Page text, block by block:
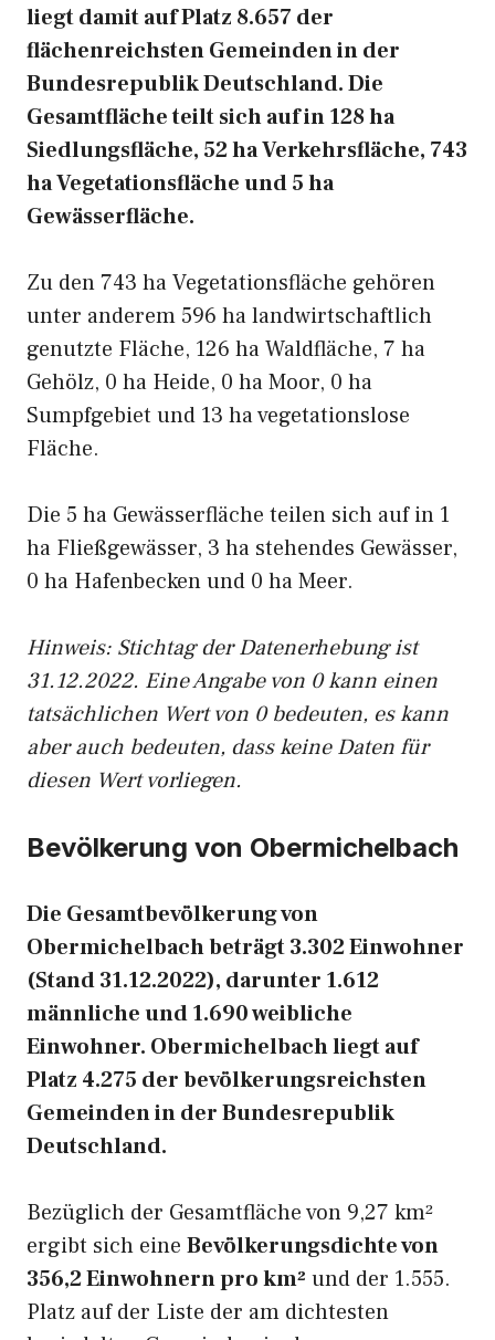
liegt damit auf Platz 8.657 der
flächenreichsten Gemeinden in der
Bundesrepublik Deutschland. Die
Gesamtfläche teilt sich auf in 128 ha
Siedlungsfläche, 52 ha Verkehrsfläche, 743
ha Vegetationsfläche und 5 ha
Gewässerfläche.
Zu den 743 ha Vegetationsfläche gehören
unter anderem 596 ha landwirtschaftlich
genutzte Fläche, 126 ha Waldfläche, 7 ha
Gehölz, 0 ha Heide, 0 ha Moor, 0 ha
Sumpfgebiet und 13 ha vegetationslose
Fläche.
Die 5 ha Gewässerfläche teilen sich auf in 1
ha Fließgewässer, 3 ha stehendes Gewässer,
0 ha Hafenbecken und 0 ha Meer.
Hinweis: Stichtag der Datenerhebung ist
31.12.2022. Eine Angabe von 0 kann einen
tatsächlichen Wert von 0 bedeuten, es kann
aber auch bedeuten, dass keine Daten für
diesen Wert vorliegen.
Bevölkerung von Obermichelbach
Die Gesamtbevölkerung von
Obermichelbach beträgt 3.302 Einwohner
(Stand 31.12.2022), darunter 1.612
männliche und 1.690 weibliche
Einwohner. Obermichelbach liegt auf
Platz 4.275 der bevölkerungsreichsten
Gemeinden in der Bundesrepublik
Deutschland.
Bezüglich der Gesamtfläche von 9,27 km²
ergibt sich eine Bevölkerungsdichte von
356,2 Einwohnern pro km² und der 1.555.
Platz auf der Liste der am dichtesten